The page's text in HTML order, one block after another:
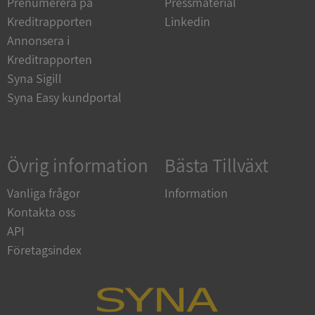
Kreditrapporten
Annonsera i
Kreditrapporten
Syna Sigill
Syna Easy kundportal
Linkedin
Övrig information
Vanliga frågor
Kontakta oss
API
Företagsindex
Bästa Tillväxt
Information
Strikt nödvändiga kakor tillåter
och kontohantering. Webbplatsen kan inte
användas ordentligt utan strikt nödvändiga cookies.
Namn
__RequestVerificationToken
.youtube.com